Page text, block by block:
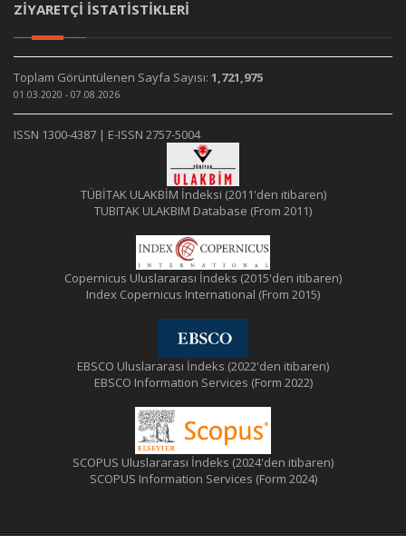
ZİYARETÇİ İSTATİSTİKLERİ
Toplam Görüntülenen Sayfa Sayısı: 1,721,975
01.03.2020 - 07.08.2026
ISSN 1300-4387 | E-ISSN 2757-5004
TÜBİTAK ULAKBİM İndeksi (2011'den itibaren)
TUBITAK ULAKBIM Database (From 2011)
Copernicus Uluslararası İndeks (2015'den itibaren)
Index Copernicus International (From 2015)
EBSCO Uluslararası İndeks (2022'den itibaren)
EBSCO Information Services (Form 2022)
SCOPUS Uluslararası İndeks (2024'den itibaren)
SCOPUS Information Services (Form 2024)